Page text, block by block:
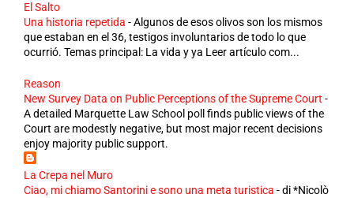
El Salto
Una historia repetida -Algunos de esos olivos son los mismos
que estaban en el 36, testigos involuntarios de todo lo que
ocurrió. Temas principal: La vida y ya Leer artículo com...
Reason
New Survey Data on Public Perceptions of the Supreme Court -
A detailed Marquette Law School poll finds public views of the
Court are modestly negative, but most major recent decisions
enjoy majority public support.
La Crepa nel Muro
Ciao, mi chiamo Santorini e sono una meta turistica -di *Nicolò